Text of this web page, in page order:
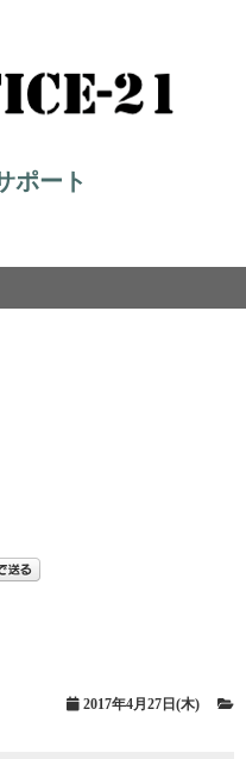
ポート
2017年4月27日(木)